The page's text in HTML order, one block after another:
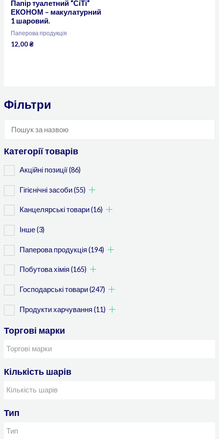
Фільтри
Категорії товарів
Акційні позиції(86)
Гігієнічні засоби(55)
Канцелярські товари(16)
Інше(3)
Паперова продукція (194)
Побутова хімія (165)
Господарські товари(247)
Продукти харчування (11)
Торгові марки
Кількість шарів
Тип
Папір туалетний “СіТі”
ЕКОНОМ – макулатурний
1 шаровий.
Паперова продукція
12,00₴